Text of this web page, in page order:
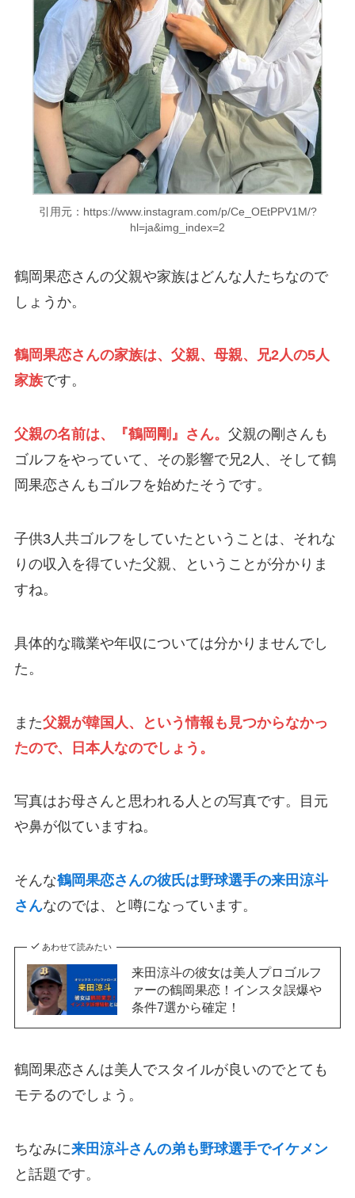
引用元：https://www.instagram.com/p/Ce_OEtPPV1M/?
hl=ja&img_index=2
鶴岡果恋さんの父親や家族はどんな人たちなので
しょうか。
鶴岡果恋さんの家族は、父親、母親、兄2人の5人
家族です。
父親の名前は、『鶴岡剛』さん。 父親の剛さんも
ゴルフをやっていて、その影響で兄2人、そして鶴
岡果恋さんもゴルフを始めたそうです。
子供3人共ゴルフをしていたということは、それな
りの収入を得ていた父親、ということが分かりま
すね。
具体的な職業や年収については分かりませんでし
た。
また父親が韓国人、という情報も見つからなかっ
たので、日本人なのでしょう。
写真はお母さんと思われる人との写真です。目元
や鼻が似ていますね。
そんな鶴岡果恋さんの彼氏は野球選手の来田涼斗
さんなのでは、と噂になっています。
あわせて読みたい
来田涼斗の彼女は美人プロゴルフ
ァーの鶴岡果恋！インスタ誤爆や
条件7選から確定！
鶴岡果恋さんは美人でスタイルが良いのでとても
モテるのでしょう。
ちなみに来田涼斗さんの弟も野球選手でイケメン
と話題です。